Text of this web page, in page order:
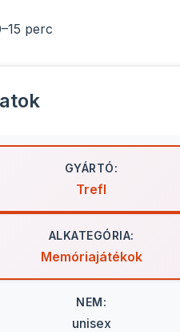
perc
GYÁRTÓ:
Trefl
ALKATEGÓRIA:
Memóriajátékok
NEM:
unisex